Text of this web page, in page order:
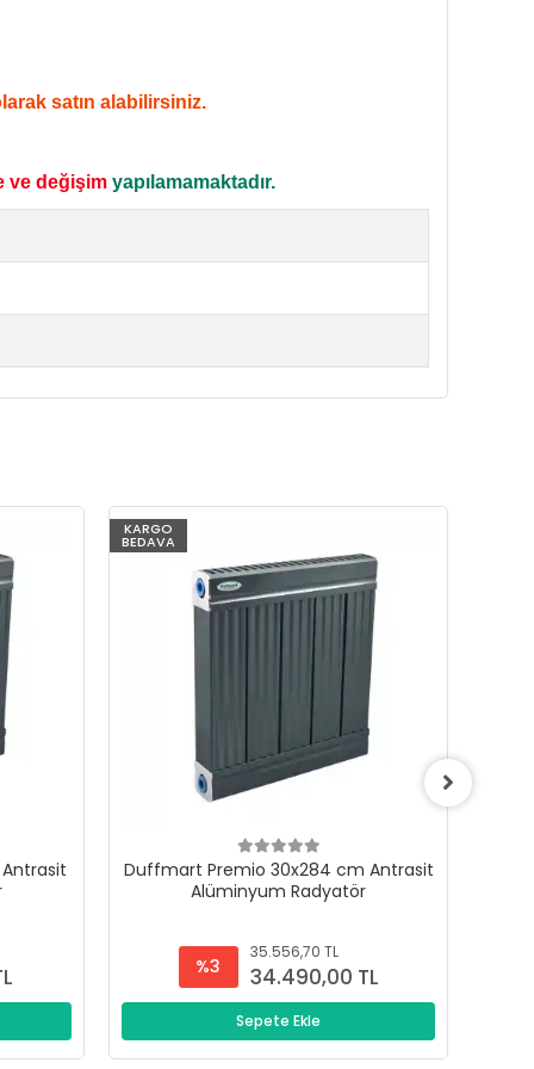
satın alabilirsiniz.
ve değişim yapılamamaktadır.
KARGO
BEDAVA
Duffmart Premio 30x284 cm Antrasit
Alüminyum Radyatör
%3
35.556,70 TL
34.490,00 TL
Sepete Ekle